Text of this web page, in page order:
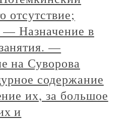
отсутствие;
— Назначение в
—
на Суворова
содержание
их, за большое
и